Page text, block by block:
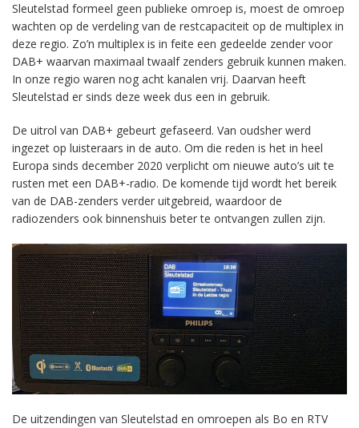
Sleutelstad formeel geen publieke omroep is, moest de omroep
wachten op de verdeling van de restcapaciteit op de multiplex in
deze regio. Zo’n multiplex is in feite een gedeelde zender voor
DAB+ waarvan maximaal twaalf zenders gebruik kunnen maken.
In onze regio waren nog acht kanalen vrij. Daarvan heeft
Sleutelstad er sinds deze week dus een in gebruik.
De uitrol van DAB+ gebeurt gefaseerd. Van oudsher werd
ingezet op luisteraars in de auto. Om die reden is het in heel
Europa sinds december 2020 verplicht om nieuwe auto’s uit te
rusten met een DAB+-radio. De komende tijd wordt het bereik
van de DAB-zenders verder uitgebreid, waardoor de
radiozenders ook binnenshuis beter te ontvangen zullen zijn.
De uitzendingen van Sleutelstad en omroepen als Bo en RTV